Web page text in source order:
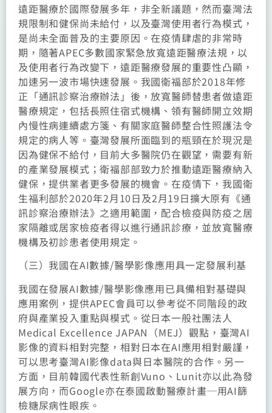
遠距醫療於國際發展多年，非全新議題，然而臺灣法
規限制和健保尚未給付，以及臺灣使用者行為模式，
是尚未全面普及的主要原因。在疫情肆虐的非常時
期，隨著APEC多數國家緊急放寬遠距醫療法規，以
及使用者行為改變下，遠距醫療發展的重要性凸顯，
加速另一波市場快速發展。我國衛福部於2018年修
正「通訊診察治療辦法」後，放寬醫師替患者做遠距
醫療規定，包括長照住宿式機構、領有醫師開立效期
內慢性病連續處方箋、有關家庭醫師整合性照護法令
規定的病人等。臺灣發展所面臨到的瓶頸在於現況是
因為健保不給付，目前大多醫院仍在觀望，需要有新
的產業發展模式；衛福部部致力於推動遠距醫療納入
健保，提供業者更多發展的機會。在疫情下，我國衛
生福利部於2020年2月10日及2月19日擴大原有《通
訊診察治療辦法》之適用範圍，配合檢疫與防疫之居
家隔離或居家檢疫者得以進行通訊診療，並放寬醫療
機構及初診患者使用規定。
（三）我國在AI數據/醫學影像應用具一定發展利基
我國在發展AI數據/醫學影像應用已具備相對基礎與
應用案例，提供APEC會員可以參考從不同階段的政
府與產業投入重點與模式。從日本一般社團法人
Medical Excellence JAPAN（MEJ）觀點，臺灣AI
影像的資料相對完整，相對日本在AI應用相對嚴謹，
可以思考臺灣AI影像data與日本醫院的合作。另一
方面，目前韓國代表性新創Vuno、Lunit亦以此為發
展方向，而Google亦在泰國啟動醫療計畫─用AI篩
檢糖尿病性眼疾。